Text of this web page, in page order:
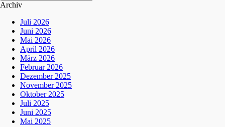
Archiv
Juli 2026
Juni 2026
Mai 2026
April 2026
März 2026
Februar 2026
Dezember 2025
November 2025
Oktober 2025
Juli 2025
Juni 2025
Mai 2025